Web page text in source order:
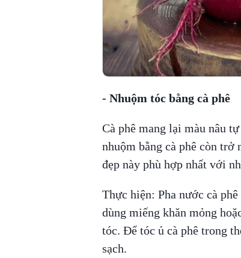
- Nhuộm tóc bằng cà phê
Cà phê mang lại màu nâu
nhuộm bằng cà phê còn trở
đẹp này phù hợp nhất với
Thực hiện: Pha nước cà
dùng miếng khăn mỏng
tóc. Để tóc ủ cà phê trong
sạch.